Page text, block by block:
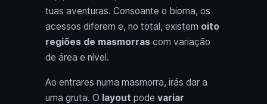
tuas aventuras. Consoante o bioma, os
acessos diferem e, no total, existem oito
regiões de masmorras com variação
de área e nível.
Ao entrares numa masmorra, irás dar a
uma gruta. O layout pode variar